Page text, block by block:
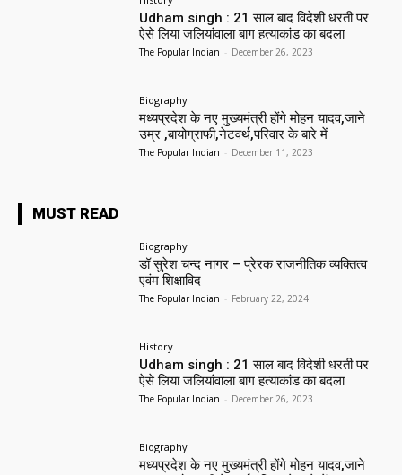
Udham singh : 21 साल बाद विदेशी धरती पर
ऐसे लिया जलियांवाला बाग हत्याकांड का बदला
The Popular Indian - December 26, 2023
Biography
मध्यप्रदेश के नए मुख्यमंत्री होंगे मोहन यादव,जाने
उम्र ,बायोग्राफी,नेटवर्थ,परिवार के बारे में
The Popular Indian - December 11, 2023
MUST READ
Biography
डॉ सुरेश चन्द नागर – प्रेरक राजनीतिक व्यक्तित्व
एवंम शिक्षाविद
The Popular Indian - February 22, 2024
History
Udham singh : 21 साल बाद विदेशी धरती पर
ऐसे लिया जलियांवाला बाग हत्याकांड का बदला
The Popular Indian - December 26, 2023
Biography
मध्यप्रदेश के नए मुख्यमंत्री होंगे मोहन यादव,जाने